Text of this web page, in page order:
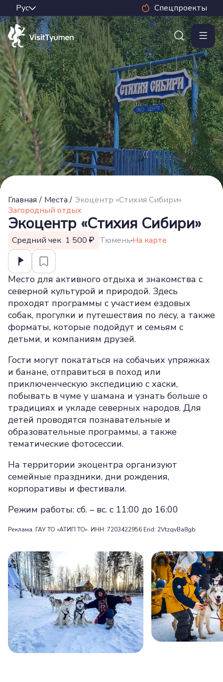
Спецпроекты
Главная / Места / Экоцентр «Стихия Сибири»
Загородный отдых
Экоцентр «Стихия Сибири»
Средний чек 1 500 ТюменьНа карте
Место для активного отдыха и знакомства с
северной культурой и природой. Здесь
проходят программы с участием ездовых
собак, прогулки и путешествия по лесу, а также
форматы, которые подойдут и семьям с
детьми, и компаниям друзей.
Гости могут покататься на собачьих упряжках
и банане, отправиться в поход или
приключенческую экспедицию с хаски,
побывать в чуме у шамана и узнать больше о
традициях и укладе северных народов. Для
детей проводятся познавательные и
образовательные программы, а также
тематические фотосессии.
На территории экоцентра организуют
семейные праздники, дни рождения,
корпоративы и фестивали.
Режим работы: сб. – вс. с 11:00 до 16:00
Реклама. ГАУ ТО «АТИП ТО». ИНН: 7203422956 Erid: 2VtzqvBa8gb